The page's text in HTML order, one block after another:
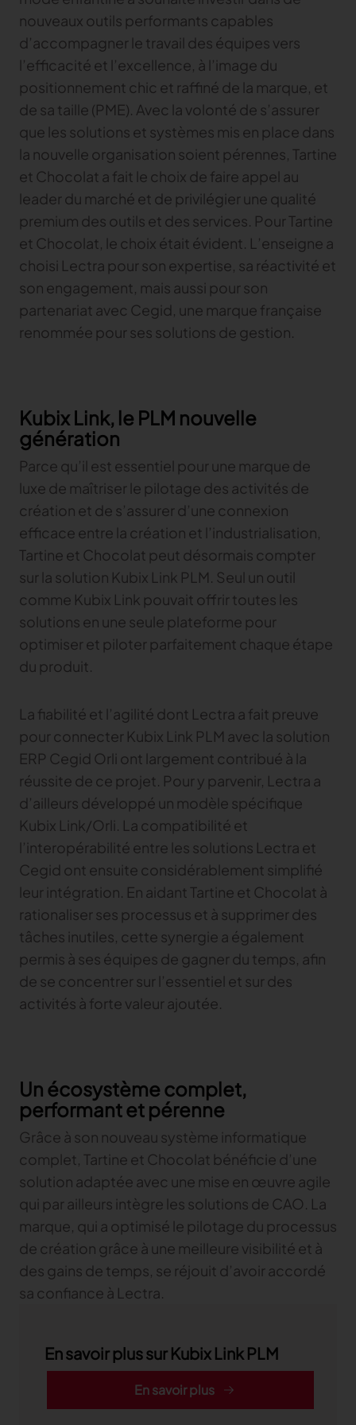
Gerber Atria
Relevez n’importe quel défi de découpe de tissu
Achieve exceptional quality and performance
with a tension-free spreading solution.
MARKET
Neteven
Retviews
Automatisez votre analyse concurrentielle
Launchmetrics
Supervisez l’ensemble de l’activité de votre
marque
TextileGenesis
Accélérez la traçabilité dans votre entreprise de
mode
Content Hub
Content Hub
Content Hub
nouveaux outils performants capables
d’accompagner le travail des équipes vers
l’efficacité et l’excellence, à l’image du
positionnement chic et raffiné de la marque, et
de sa taille (PME). Avec la volonté de s’assurer
que les solutions et systèmes mis en place dans
la nouvelle organisation soient pérennes, Tartine
et Chocolat a fait le choix de faire appel au
leader du marché et de privilégier une qualité
premium des outils et des services. Pour Tartine
et Chocolat, le choix était évident. L’enseigne a
choisi Lectra pour son expertise, sa réactivité et
son engagement, mais aussi pour son
partenariat avec Cegid, une marque française
renommée pour ses solutions de gestion.
Kubix Link, le PLM nouvelle
génération
Parce qu’il est essentiel pour une marque de
luxe de maîtriser le pilotage des activités de
création et de s’assurer d’une connexion
efficace entre la création et l’industrialisation,
Tartine et Chocolat peut désormais compter
sur la solution Kubix Link PLM. Seul un outil
comme Kubix Link pouvait offrir toutes les
solutions en une seule plateforme pour
optimiser et piloter parfaitement chaque étape
du produit.
La fiabilité et l’agilité dont Lectra a fait preuve
pour connecter Kubix Link PLM avec la solution
ERP Cegid Orli ont largement contribué à la
réussite de ce projet. Pour y parvenir, Lectra a
d’ailleurs développé un modèle spécifique
Kubix Link/Orli. La compatibilité et
l’interopérabilité entre les solutions Lectra et
Cegid ont ensuite considérablement simplifié
leur intégration. En aidant Tartine et Chocolat à
rationaliser ses processus et à supprimer des
tâches inutiles, cette synergie a également
permis à ses équipes de gagner du temps, afin
de se concentrer sur l’essentiel et sur des
activités à forte valeur ajoutée.
Un écosystème complet,
performant et pérenne
Grâce à son nouveau système informatique
complet, Tartine et Chocolat bénéficie d’une
solution adaptée avec une mise en œuvre agile
qui par ailleurs intègre les solutions de CAO. La
marque, qui a optimisé le pilotage du processus
de création grâce à une meilleure visibilité et à
des gains de temps, se réjouit d’avoir accordé
sa confiance à Lectra.
En savoir plus sur Kubix Link PLM
En savoir plus